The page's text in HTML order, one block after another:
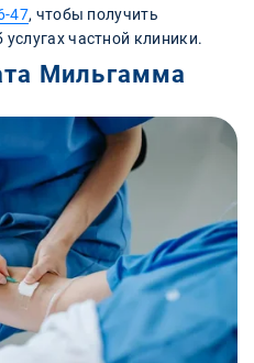
47, чтобы получить
частной клиники.
Мильгамма